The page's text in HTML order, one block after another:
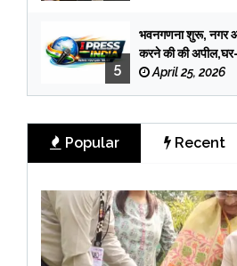
5
भवनगणना शुरू, नगर
करने की की
April 25, 2026
Popular Recent